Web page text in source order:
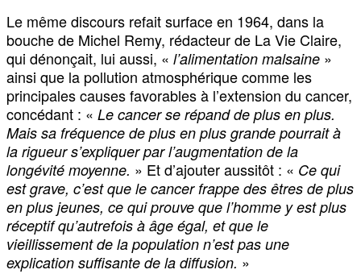
Le même discours refait surface en 1964, dans la
bouche de Michel Remy, rédacteur de La Vie Claire,
qui dénonçait, lui aussi, « l’alimentation malsaine »
ainsi que la pollution atmosphérique comme les
principales causes favorables à l’extension du cancer,
concédant : « Le cancer se répand de plus en plus.
Mais sa fréquence de plus en plus grande pourrait à
la rigueur s’expliquer par l’augmentation de la
longévité moyenne. » Et d’ajouter aussitôt : « Ce qui
est grave, c’est que le cancer frappe des êtres de plus
en plus jeunes, ce qui prouve que l’homme y est plus
réceptif qu’autrefois à âge égal, et que le
vieillissement de la population n’est pas une
explication suffisante de la diffusion. »